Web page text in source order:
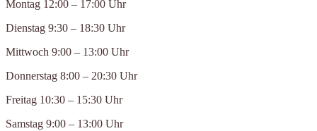
Montag 12:00 – 17:00 Uhr
Dienstag 9:30 – 18:30 Uhr
Mittwoch 9:00 – 13:00 Uhr
Donnerstag 8:00 – 20:30 Uhr
Freitag 10:30 – 15:30 Uhr
Samstag 9:00 – 13:00 Uhr